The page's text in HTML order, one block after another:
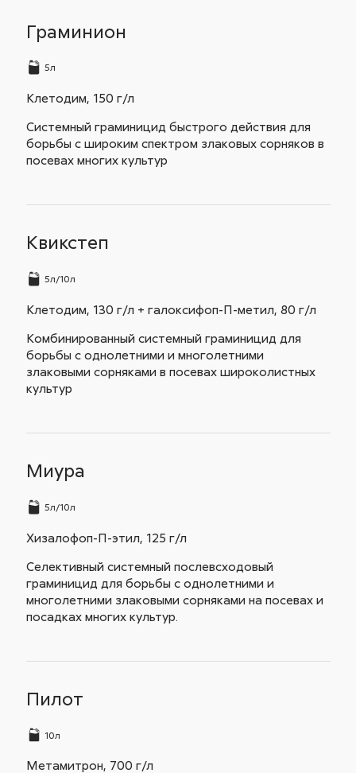
Граминион
5л
Клетодим, 150 г/л
Системный граминицид быстрого действия для
борьбы с широким спектром злаковых сорняков в
посевах многих культур
Квикстеп
5л/10л
Клетодим, 130 г/л + галоксифоп-П-метил, 80 г/л
Комбинированный системный граминицид для
борьбы с однолетними и многолетними
злаковыми сорняками в посевах широколистных
культур
Миура
5л/10л
Хизалофоп-П-этил, 125 г/л
Селективный системный послевсходовый
граминицид для борьбы с однолетними и
многолетними злаковыми сорняками на посевах и
посадках многих культур.
Пилот
10л
Метамитрон, 700 г/л